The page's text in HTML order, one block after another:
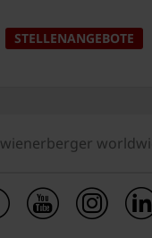
STELLENANGEBOTE
wienerberger